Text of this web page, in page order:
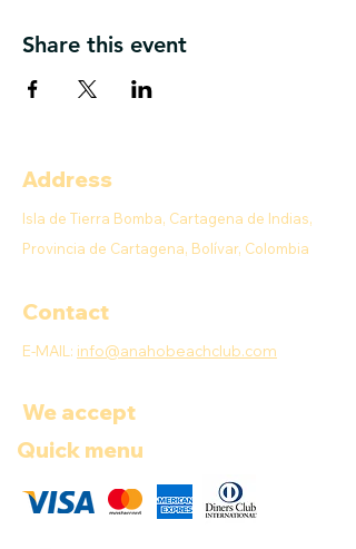
Share this event
Address
Isla de Tierra Bomba, Cartagena de Indias,
Provincia de Cartagena, Bolívar, Colombia
Contact
E-MAIL: info@anahobeachclub.com
We accept
Quick menu